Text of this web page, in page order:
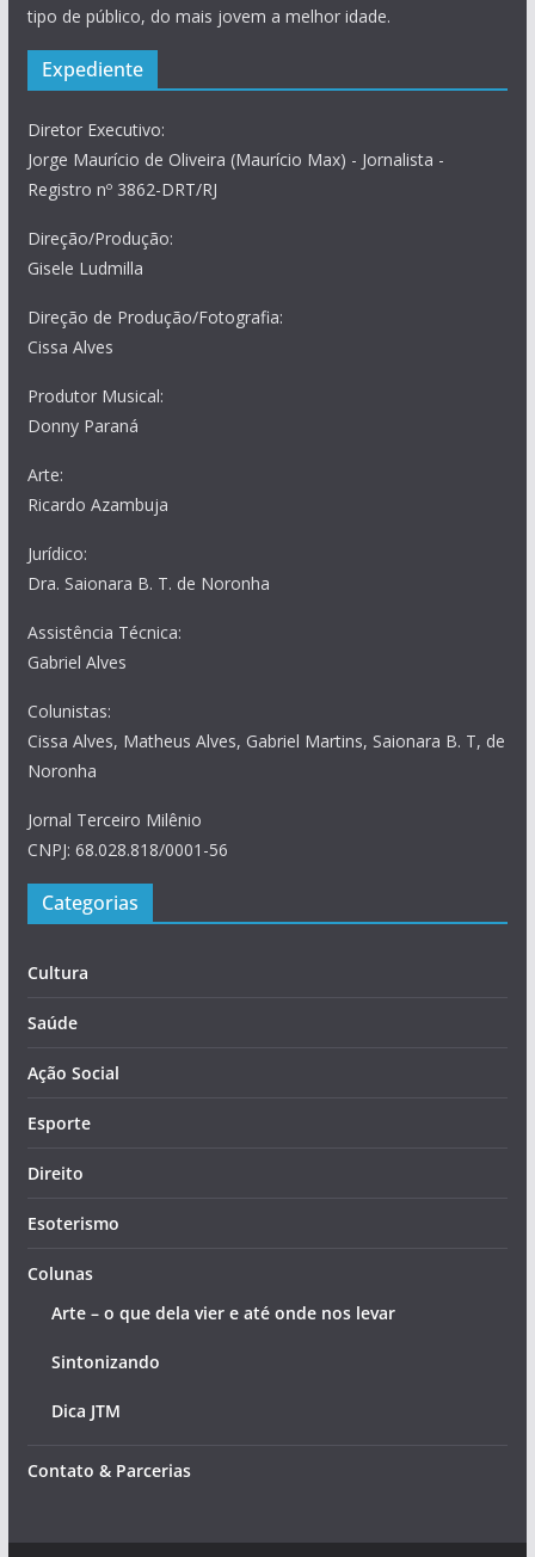
tipo de público, do mais jovem a melhor idade.
Expediente
Diretor Executivo:
Jorge Maurício de Oliveira (Maurício Max) - Jornalista -
Registro nº 3862-DRT/RJ
Direção/Produção:
Gisele Ludmilla
Direção de Produção/Fotografia:
Cissa Alves
Produtor Musical:
Donny Paraná
Arte:
Ricardo Azambuja
Jurídico:
Dra. Saionara B. T. de Noronha
Assistência Técnica:
Gabriel Alves
Colunistas:
Cissa Alves, Matheus Alves, Gabriel Martins, Saionara B. T, de
Noronha
Jornal Terceiro Milênio
CNPJ: 68.028.818/0001-56
Categorias
Cultura
Saúde
Ação Social
Esporte
Direito
Esoterismo
Colunas
Arte – o que dela vier e até onde nos levar
Sintonizando
Dica JTM
Contato & Parcerias